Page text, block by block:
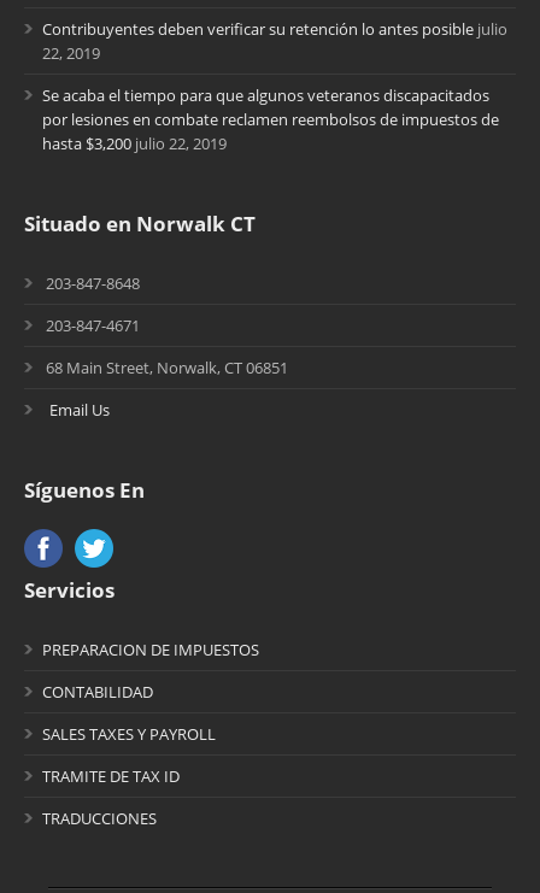
Contribuyentes deben verificar su retención lo antes posible julio
22, 2019
Se acaba el tiempo para que algunos veteranos discapacitados
por lesiones en combate reclamen reembolsos de impuestos de
hasta $3,200 julio 22, 2019
Situado en Norwalk CT
203-847-8648
203-847-4671
68 Main Street, Norwalk, CT 06851
Email Us
Síguenos En
Servicios
PREPARACION DE IMPUESTOS
CONTABILIDAD
SALES TAXES Y PAYROLL
TRAMITE DE TAX ID
TRADUCCIONES